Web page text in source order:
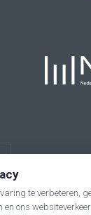
te verbeteren,
en ons